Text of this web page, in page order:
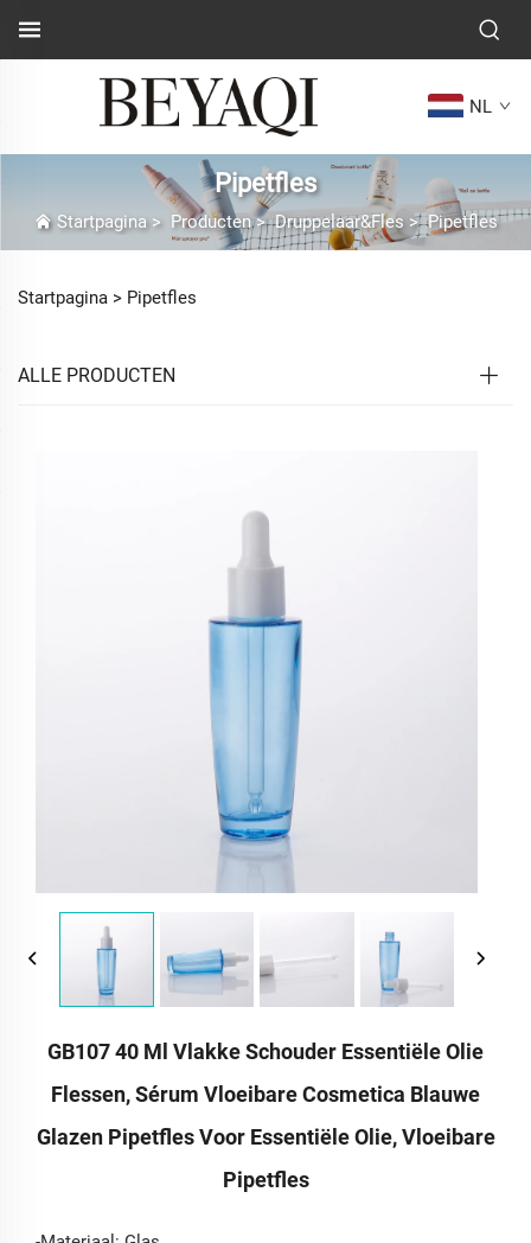
NL
Pipetfles
Startpagina> Producten>Druppelaar&Fles>Pipetfles
Startpagina > Pipetfles
ALLE PRODUCTEN
GB107 40 Ml Vlakke Schouder Essentiële Olie
Flessen, Sérum Vloeibare Cosmetica Blauwe
Glazen Pipetfles Voor Essentiële Olie, Vloeibare
Pipetfles